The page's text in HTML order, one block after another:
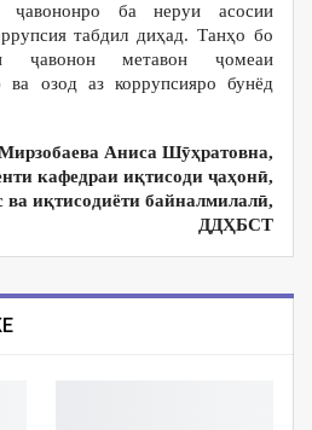
ҷавононро ба неруи асосии
табдил диҳад. Танҳо бо
ҷавонон метавон ҷомеаи
озод аз коррупсияро бунёд
Аниса Шӯҳратовна,
кафедраи иқтисоди ҷаҳонӣ,
ва иқтисодиёти байналмилалӣ,
ДДҲБСТ